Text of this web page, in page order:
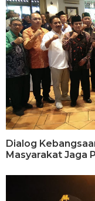
Dialog
Masyarakat Jaga